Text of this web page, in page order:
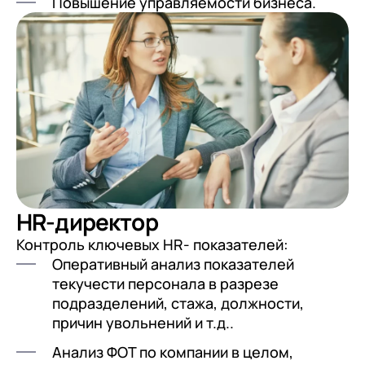
HR-директор
Контроль ключевых HR- показателей:
Оперативный анализ показателей
текучести персонала в разрезе
подразделений, стажа, должности,
причин увольнений и т.д..
Анализ ФОТ по компании в целом,
Отправить
Я даю согласие на обработку Персональных
данныхв соответствии сПолитикой
Конфиденциальности
Я даю согласие на обработкуПерсональных
данных в соответствии с Политикой
Конфиденциальности
Я даю согласие на обработкуПерсональных
данныхв соответствии сПолитикой
Конфиденциальности